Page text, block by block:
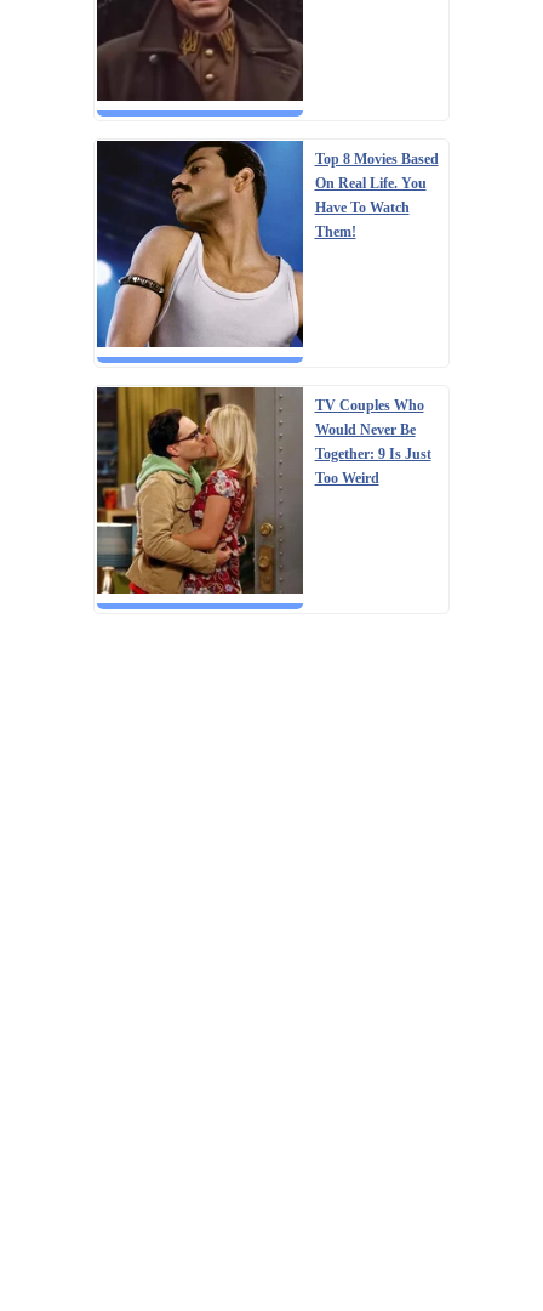
Top 8 Movies Based
On Real Life. You
Have To Watch
Them!
TV Couples Who
Would Never Be
Together: 9 Is Just
Too Weird